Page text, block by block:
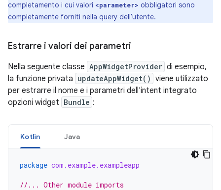
completamento i cui valori <parameter> obbligatori sono
completamente forniti nella query dell'utente.
Estrarre i valori dei parametri
Nella seguente classe AppWidgetProvider di esempio,
la funzione privata updateAppWidget() viene utilizzato
per estrarre il nome e i parametri dell'intent integrato
opzioni widget Bundle :
Kotlin Java
package com.example.exampleapp
//... Other module imports